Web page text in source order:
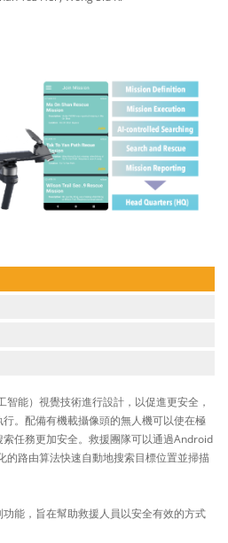
能）視覺技術進行設計，以促進更安全，
。配備有機載攝像頭的無人機可以使在極
任務更加安全。救援團隊可以通過Android
的路由算法快速自動地搜索目標位置並掃描
能，旨在幫助救援人員以安全有效的方式